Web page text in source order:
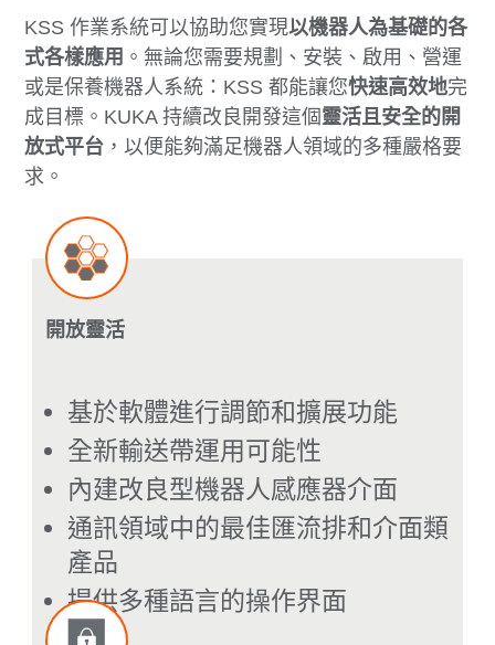
KSS 作業系統可以協助您實現以機器人為基礎的各
式各樣應用 。無論您需要規劃、安裝、啟用、營運
或是保養機器人系統：KSS 都能讓您快速高效地完
成目標 。KUKA 持續改良開發這個靈活且安全的開
放式平台 ，以便能夠滿足機器人領域的多種嚴格要
求。
開放靈活
基於軟體進行調節和擴展功能
全新輸送帶運用可能性
內建改良型機器人感應器介面
通訊領域中的最佳匯流排和介面類
產品
提供多種語言的操作界面